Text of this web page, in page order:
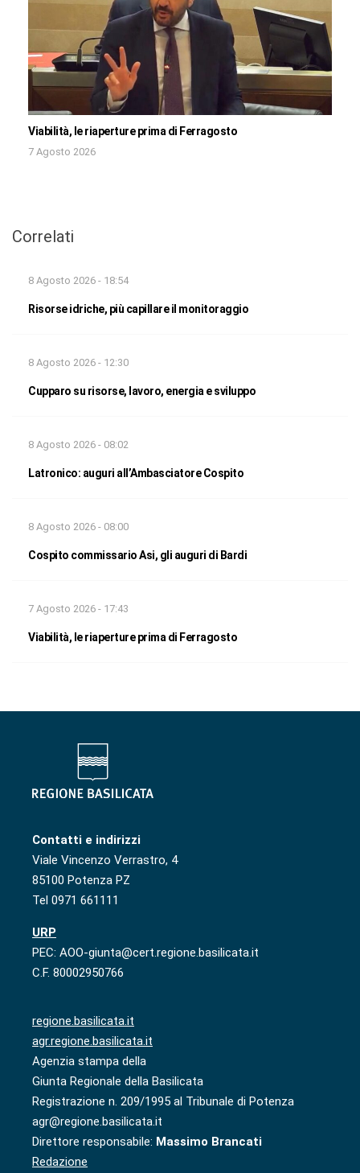
Viabilità, le riaperture prima di Ferragosto
7 Agosto 2026
Correlati
8 Agosto 2026 - 18:54
Risorse idriche, più capillare il monitoraggio
8 Agosto 2026 - 12:30
Cupparo su risorse, lavoro, energia e sviluppo
8 Agosto 2026 - 08:02
Latronico: auguri all’Ambasciatore Cospito
8 Agosto 2026 - 08:00
Cospito commissario Asi, gli auguri di Bardi
7 Agosto 2026 - 17:43
Viabilità, le riaperture prima di Ferragosto
Contatti e indirizzi
Viale Vincenzo Verrastro, 4
85100 Potenza PZ
Tel 0971 661111
URP
PEC: AOO-giunta@cert.regione.basilicata.it
C.F. 80002950766
regione.basilicata.it
agr.regione.basilicata.it
Agenzia stampa della
Giunta Regionale della Basilicata
Registrazione n. 209/1995 al Tribunale di Potenza
agr@regione.basilicata.it
Direttore responsabile: Massimo Brancati
Redazione